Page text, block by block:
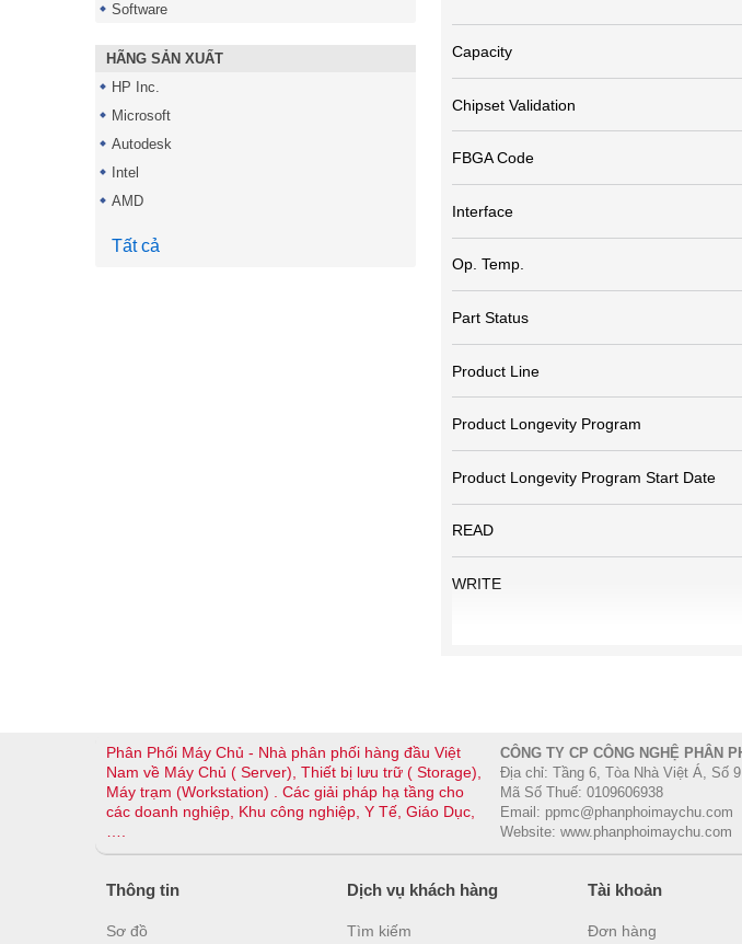
Software
HÃNG SẢN XUẤT
HP Inc.
Microsoft
Autodesk
Intel
AMD
Tất cả
Capacity
Chipset Validation
FBGA Code
Interface
Op. Temp.
Part Status
Product Line
Product Longevity Program
Product Longevity Program Start Date
READ
WRITE
Phân Phối Máy Chủ - Nhà phân phối hàng đầu Việt
Nam về Máy Chủ ( Server), Thiết bị lưu trữ ( Storage),
Máy trạm (Workstation) . Các giải pháp hạ tầng cho
các doanh nghiệp, Khu công nghiệp, Y Tế, Giáo Dục,
CÔNG TY CP CÔNG NGHỆ PHÂN
Địa chỉ: Tầng 6, Tòa Nhà Việt Á, Số
Mã Số Thuế: 0109606938
Email: ppmc@phanphoimaychu.com
Website: www.phanphoimaychu.com
Thông tin
Sơ đồ
Dịch vụ khách hàng
Tìm kiếm
Tài khoản
Đơn hàng